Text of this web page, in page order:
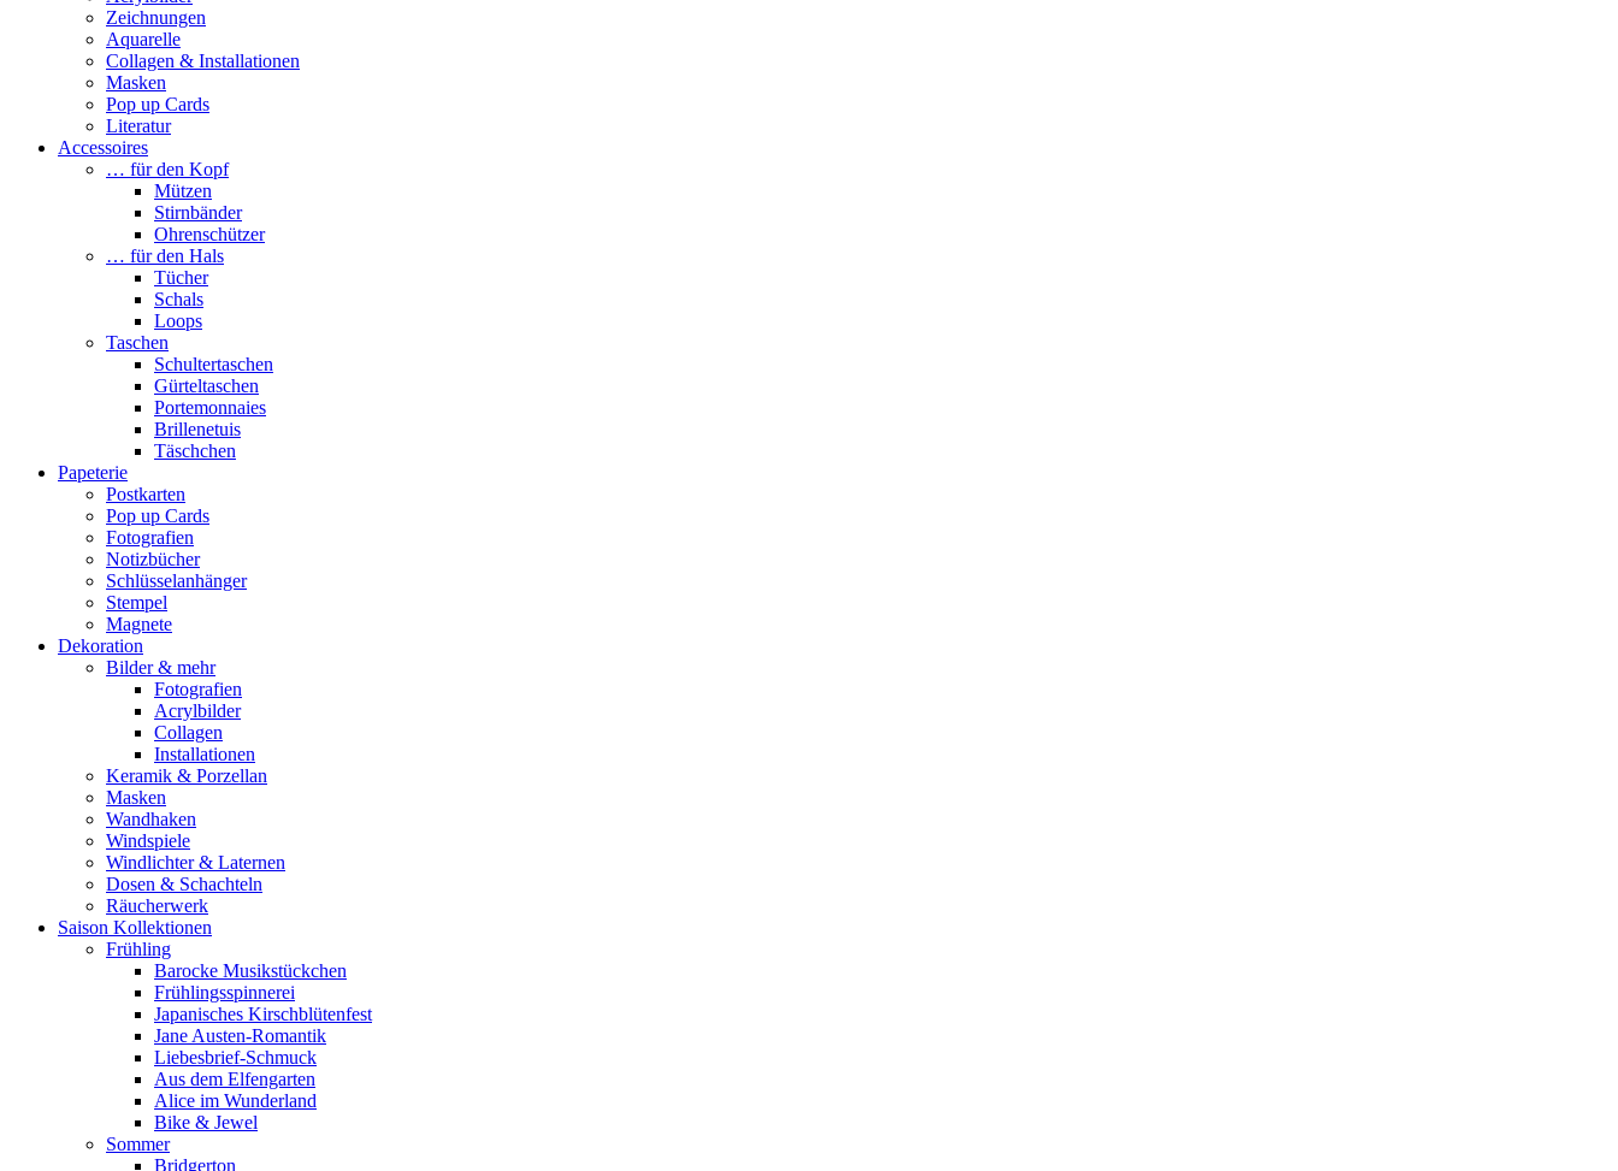
Zeichnungen
Aquarelle
Collagen & Installationen
Masken
Pop up Cards
Literatur
Accessoires
… für den Kopf
Mützen
Stirnbänder
Ohrenschützer
… für den Hals
Tücher
Schals
Loops
Taschen
Schultertaschen
Gürteltaschen
Portemonnaies
Brillenetuis
Täschchen
Papeterie
Postkarten
Pop up Cards
Fotografien
Notizbücher
Schlüsselanhänger
Stempel
Magnete
Dekoration
Bilder & mehr
Fotografien
Acrylbilder
Collagen
Installationen
Keramik & Porzellan
Masken
Wandhaken
Windspiele
Windlichter & Laternen
Dosen & Schachteln
Räucherwerk
Saison Kollektionen
Frühling
Barocke Musikstückchen
Frühlingsspinnerei
Japanisches Kirschblütenfest
Jane Austen-Romantik
Liebesbrief-Schmuck
Aus dem Elfengarten
Alice im Wunderland
Bike & Jewel
Sommer
Bridgerton